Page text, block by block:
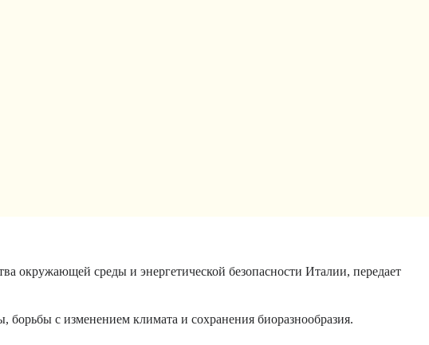
окружающей среды и энергетической безопасности Италии, передает
с изменением климата и сохранения биоразнообразия.